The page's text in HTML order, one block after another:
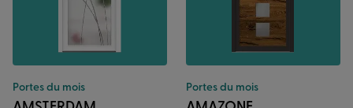
Portes du mois Portes du mois